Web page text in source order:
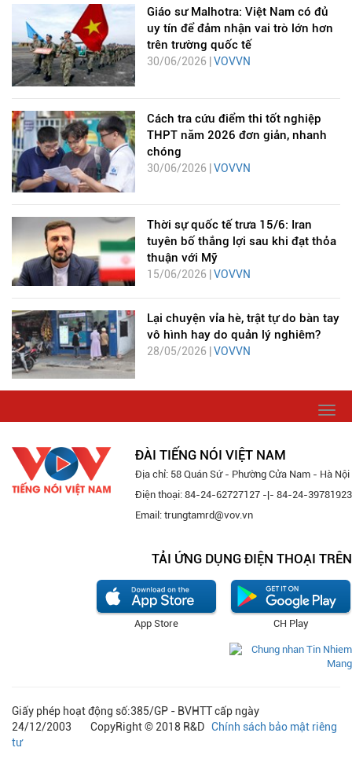
Giáo sư Malhotra: Việt Nam có đủ
uy tín để đảm nhận vai trò lớn hơn
trên trường quốc tế
30/06/2026 | VOVVN
Cách tra cứu điểm thi tốt nghiệp
THPT năm 2026 đơn giản, nhanh
chóng
30/06/2026 |VOVVN
Thời sự quốc tế trưa 15/6: Iran
tuyên bố thắng lợi sau khi đạt thỏa
thuận với Mỹ
15/06/2026 | VOVVN
Lại chuyện vỉa hè, trật tự do bàn tay
vô hình hay do quản lý nghiêm?
28/05/2026 | VOVVN
ĐÀI TIẾNG NÓI VIỆT NAM
Địa chỉ: 58 Quán Sứ - Phường Cửa Nam - Hà Nội
Điện thoại: 84-24-62727127 -|- 84-24-39781923
Email: trungtamrd@vov.vn
TẢI ỨNG DỤNG ĐIỆN THOẠI TRÊN
CH Play
App Store
Giấy phép hoạt động số:385/GP - BVHTT cấp ngày
24/12/2003 CopyRight © 2018 R&D Chính sách bảo mật riêng
tư